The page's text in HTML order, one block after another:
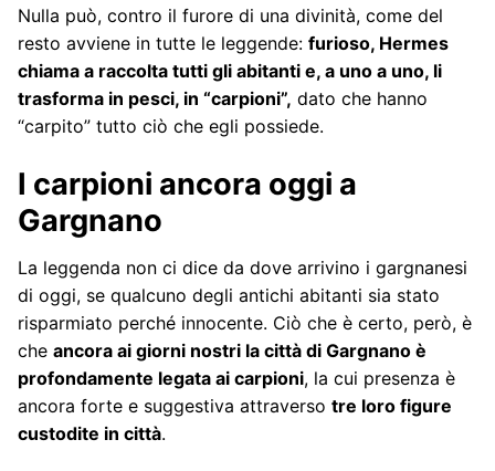
Nulla può, contro il furore di una divinità, come del
resto avviene in tutte le leggende: furioso, Hermes
chiama a raccolta tutti gli abitanti e, a uno a uno, li
trasforma in pesci, in “carpioni”, dato che hanno
“carpito” tutto ciò che egli possiede.
I carpioni ancora oggi a
Gargnano
La leggenda non ci dice da dove arrivino i gargnanesi
di oggi, se qualcuno degli antichi abitanti sia stato
risparmiato perché innocente. Ciò che è certo, però, è
che ancora ai giorni nostri la città di Gargnano è
profondamente legata ai carpioni, la cui presenza è
ancora forte e suggestiva attraverso tre loro figure
custodite in città.